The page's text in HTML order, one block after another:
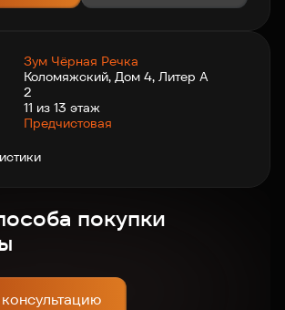
Зум Чёрная Речка
Коломяжский, Дом 4, Литер А
2
11 из 13 этаж
Предчистовая
покупки